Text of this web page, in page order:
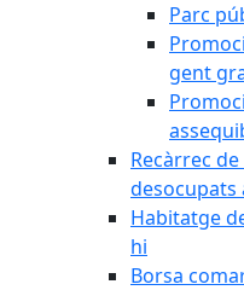
Parc
gent
Recàrrec
Habitatge
hi
Borsa